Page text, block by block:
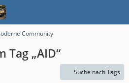
Community
Tag „AID“
Suche nach Tags